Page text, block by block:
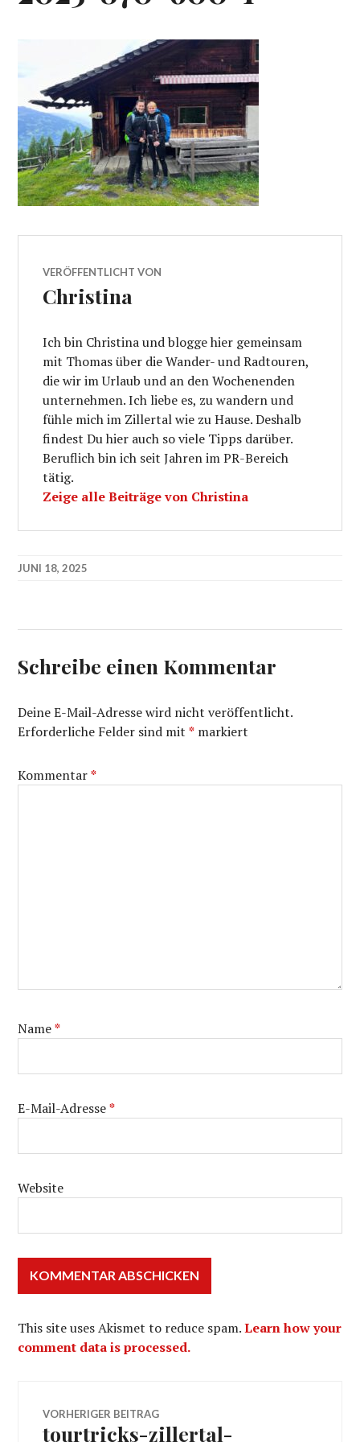
VERÖFFENTLICHT VON
Christina
Ich bin Christina und blogge hier gemeinsam
mit Thomas über die Wander- und Radtouren,
die wir im Urlaub und an den Wochenenden
unternehmen. Ich liebe es, zu wandern und
fühle mich im Zillertal wie zu Hause. Deshalb
findest Du hier auch so viele Tipps darüber.
Beruflich bin ich seit Jahren im PR-Bereich
tätig.
Zeige alle Beiträge von Christina
JUNI 18, 2025
Schreibe einen Kommentar
Deine E-Mail-Adresse wird nicht veröffentlicht.
Erforderliche Felder sind mit* markiert
Kommentar*
Name*
E-Mail-Adresse*
Website
This site uses Akismet to reduce spam.Learn how your
comment data is processed.
Beitragsnavigation
VORHERIGER BEITRAG
Vorheriger
tourtricks-zillertal-